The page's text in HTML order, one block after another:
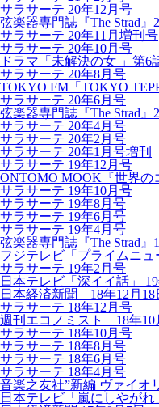
サラサーテ 20年12月号
弦楽器専門誌『The Strad』
サラサーテ 20年11月増刊号
サラサーテ 20年10月号
ドラマ「未解決の女 」第
サラサーテ 20年8月号
TOKYO FM「TOKYO
サラサーテ 20年6月号
弦楽器専門誌『The Strad』
サラサーテ 20年4月号
サラサーテ 20年2月号
サラサーテ 20年1月号増刊
サラサーテ 19年12月号
ONTOMO MOOK『世界の
サラサーテ 19年10月号
サラサーテ 19年8月号
サラサーテ 19年6月号
サラサーテ 19年4月号
弦楽器専門誌『The Strad』
フジテレビ「プライムニ
サラサーテ 19年2月号
日本テレビ「深イイ話」
日本経済新聞 18年12月18
サラサーテ 18年12月号
週刊エコノミスト 18年10
サラサーテ 18年10月号
サラサーテ 18年8月号
サラサーテ 18年6月号
サラサーテ 18年4月号
音楽之友社”新編 ヴァイオ
日本テレビ「嵐にしやがれ